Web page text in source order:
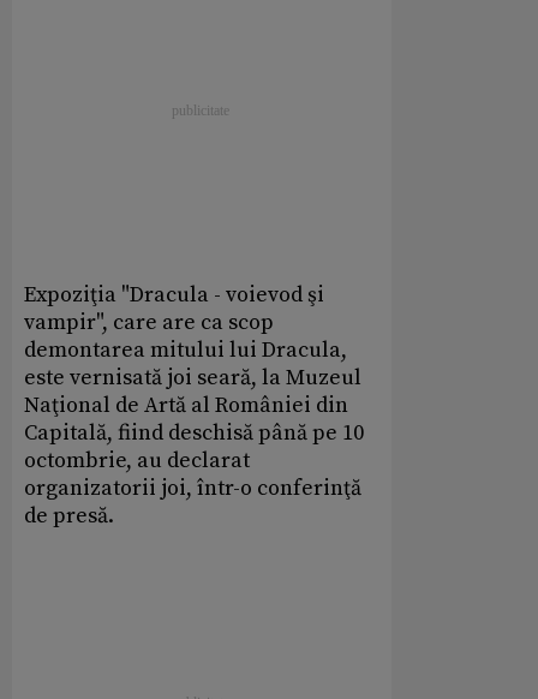
Expoziţia "Dracula - voievod şi
vampir", care are ca scop
demontarea mitului lui Dracula,
este vernisată joi seară, la Muzeul
Naţional de Artă al României din
Capitală, fiind deschisă până pe 10
octombrie, au declarat
organizatorii joi, într-o conferinţă
de presă.